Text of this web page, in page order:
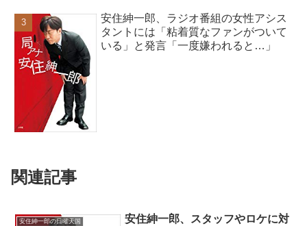
安住紳一郎、ラジオ番組の女性アシス
タントには「粘着質なファンがついて
いる」と発言「一度嫌われると…」
関連記事
安住紳一郎の日曜天国
安住紳一郎、スタッフやロケに対